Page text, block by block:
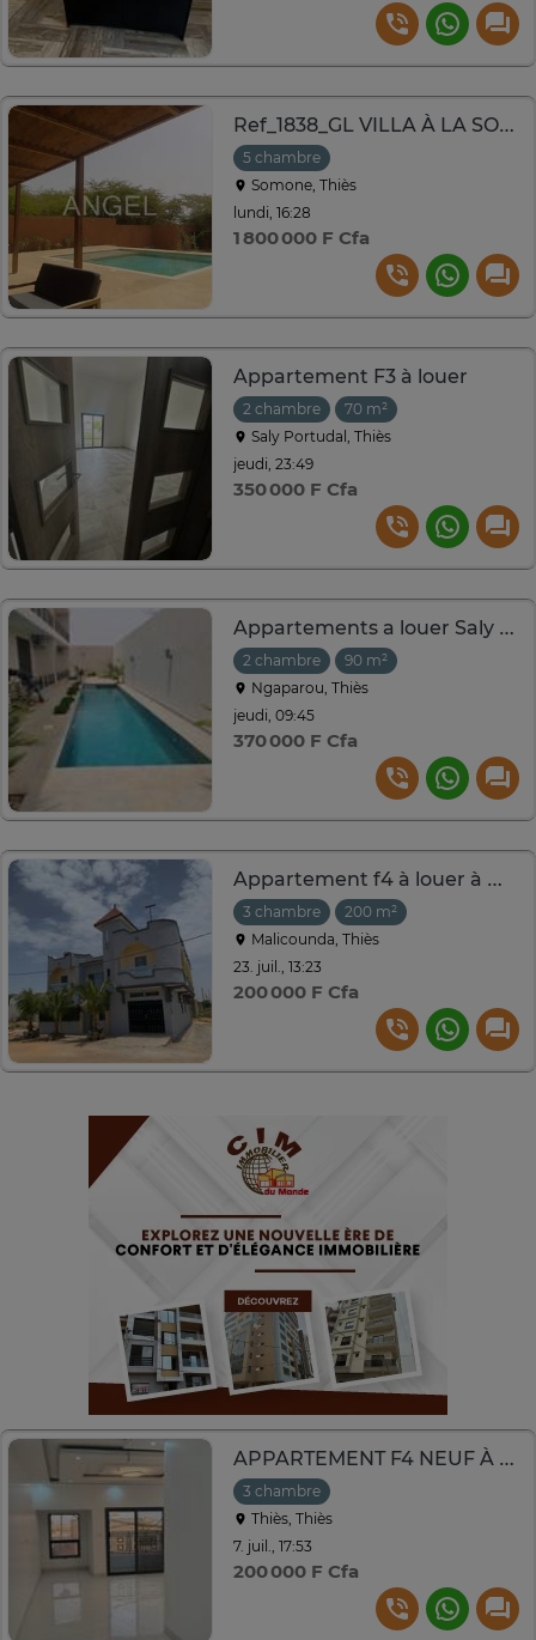
Ref_1838_GL VILLA À LA SOMONE VUE PANORAMIQUE SUR LA LAGUNE
5 chambre
Somone, Thiès
lundi, 16:28
1 800 000 F Cfa
Appartement F3 à louer
2 chambre
70 m²
Saly Portudal, Thiès
jeudi, 23:49
350 000 F Cfa
Appartements a louer Saly center
2 chambre
90 m²
Ngaparou, Thiès
jeudi, 09:45
370 000 F Cfa
Appartement f4 à louer à M’bour Malicounda
3 chambre
200 m²
Malicounda, Thiès
23. juil., 13:23
200 000 F Cfa
APPARTEMENT F4 NEUF À LOUER
3 chambre
Thiès, Thiès
7. juil., 17:53
200 000 F Cfa